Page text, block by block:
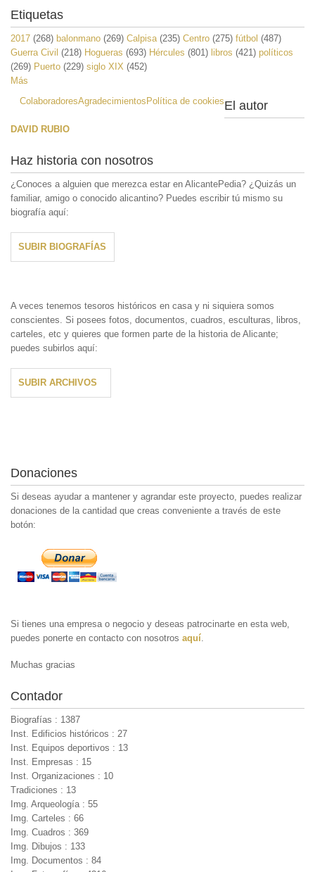
Etiquetas
2017 (268) balonmano (269) Calpisa(235) Centro (275) fútbol (487)
Guerra Civil (218) Hogueras (693) Hércules (801) libros (421) políticos
(269) Puerto (229) siglo XIX (452)
Más
ColaboradoresAgradecimientosPolítica de cookiesEl autor
DAVID RUBIO
Haz historia con nosotros
¿Conoces a alguien que merezca estar en AlicantePedia? ¿Quizás un
familiar, amigo o conocido alicantino? Puedes escribir tú mismo su
biografía aquí:
SUBIR BIOGRAFÍAS
A veces tenemos tesoros históricos en casa y ni siquiera somos
conscientes. Si posees fotos, documentos, cuadros, esculturas, libros,
carteles, etc y quieres que formen parte de la historia de Alicante;
puedes subirlos aquí:
SUBIR ARCHIVOS
Donaciones
Si deseas ayudar a mantener y agrandar este proyecto, puedes realizar
donaciones de la cantidad que creas conveniente a través de este
botón:
Si tienes una empresa o negocio y deseas patrocinarte en esta web,
puedes ponerte en contacto con nosotros aquí
Muchas gracias
Contador
Biografías : 1387
Inst. Edificios históricos : 27
Inst. Equipos deportivos : 13
Inst. Empresas : 15
Inst. Organizaciones : 10
Tradiciones : 13
Img. Arqueología : 55
Img. Carteles : 66
Img. Cuadros : 369
Img. Dibujos : 133
Img. Documentos : 84